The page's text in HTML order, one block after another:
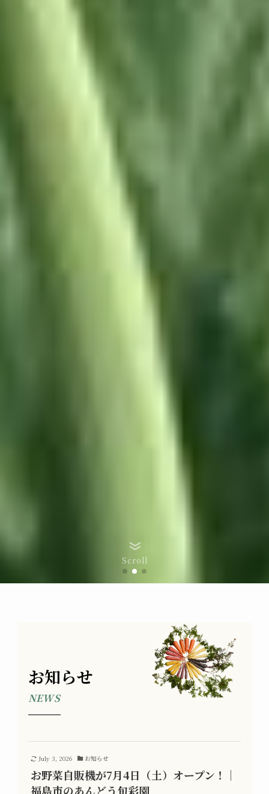
Scroll
お知らせ
NEWS
July 3, 2026 お知らせ
お野菜自販機が7月4日（土）オープン！｜
福島市のあんどう旬彩園